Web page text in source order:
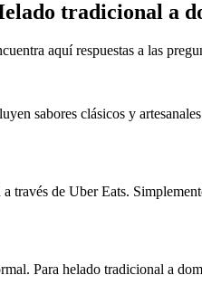
tradicional a
aquí respuestas a las
sabores clásicos y
través de Uber Eats.
Para helado tradicional a